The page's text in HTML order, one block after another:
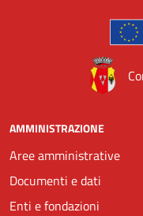
AMMINISTRAZIONE
Aree amministrative
Documenti e dati
Enti e fondazioni